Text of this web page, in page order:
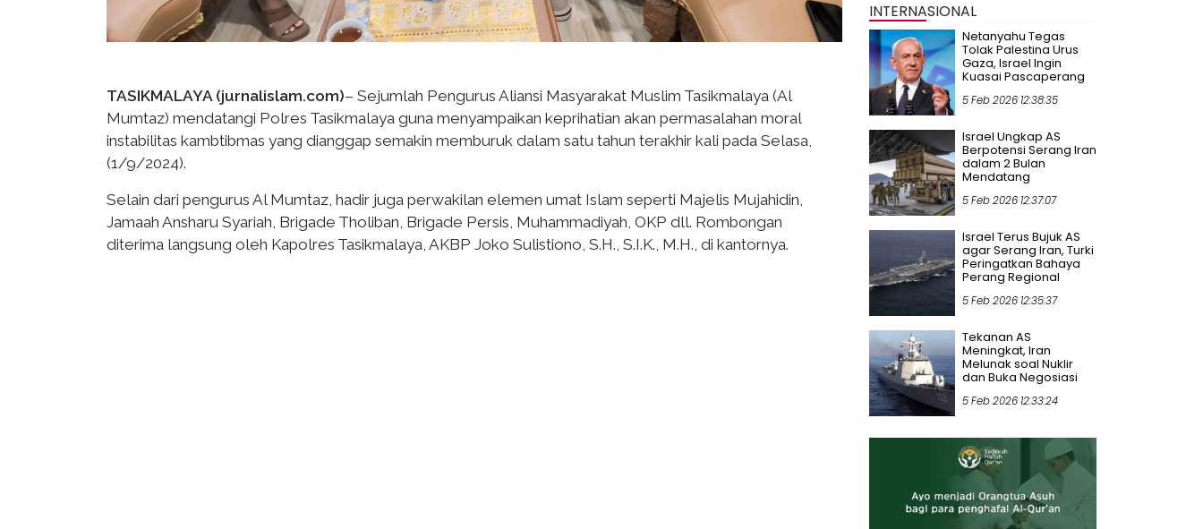
TASIKMALAYA (jurnalislam.com)– Sejumlah Pengurus Aliansi Masyarakat Muslim Tasikmalaya (Al
Mumtaz) mendatangi Polres Tasikmalaya guna menyampaikan keprihatian akan permasalahan moral
instabilitas kambtibmas yang dianggap semakin memburuk dalam satu tahun terakhir kali pada Selasa,
(1/9/2024).
Selain dari pengurus Al Mumtaz, hadir juga perwakilan elemen umat Islam seperti Majelis Mujahidin,
Jamaah Ansharu Syariah, Brigade Tholiban, Brigade Persis, Muhammadiyah, OKP dll. Rombongan
diterima langsung oleh Kapolres Tasikmalaya, AKBP Joko Sulistiono, S.H., S.I.K., M.H., di kantornya.
INTERNASIONAL
Netanyahu Tegas
Tolak Palestina Urus
Gaza, Israel Ingin
Kuasai Pascaperang
5 Feb 2026 12:38:35
Israel Ungkap AS
Berpotensi Serang Iran
dalam 2 Bulan
Mendatang
5 Feb 2026 12:37:07
Israel Terus Bujuk AS
agar Serang Iran, Turki
Peringatkan Bahaya
Perang Regional
5 Feb 2026 12:35:37
Tekanan AS
Meningkat, Iran
Melunak soal Nuklir
dan Buka Negosiasi
5 Feb 2026 12:33:24